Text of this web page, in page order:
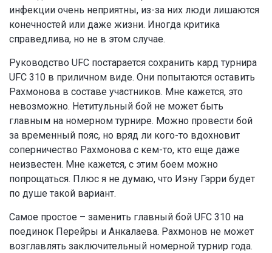
инфекции очень неприятны, из-за них люди лишаются
конечностей или даже жизни. Иногда критика
справедлива, но не в этом случае.
Руководство UFC постарается сохранить кард турнира
UFC 310 в приличном виде. Они попытаются оставить
Рахмонова в составе участников. Мне кажется, это
невозможно. Нетитульный бой не может быть
главным на номерном турнире. Можно провести бой
за временный пояс, но вряд ли кого-то вдохновит
соперничество Рахмонова с кем-то, кто еще даже
неизвестен. Мне кажется, с этим боем можно
попрощаться. Плюс я не думаю, что Иэну Гэрри будет
по душе такой вариант.
Самое простое – заменить главный бой UFC 310 на
поединок Перейры и Анкалаева. Рахмонов не может
возглавлять заключительный номерной турнир года.